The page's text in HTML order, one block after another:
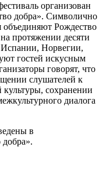
организован
добра». Символично
объединяют Рождество
протяжении десяти
Испании, Норвегии,
гостей искусным
говорят, что
слушателей к
сохранении
диалога
в